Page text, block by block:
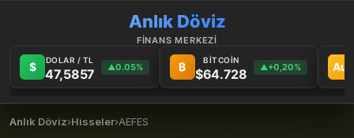
Anlık Döviz
FİNANS MERKEZİ
$ DOLAR / TL
47,5857 ▲0.05% ₿ BİTCOİN
$64.728 ▲+0,20% Au
Anlık Döviz›Hisseler›AEFES